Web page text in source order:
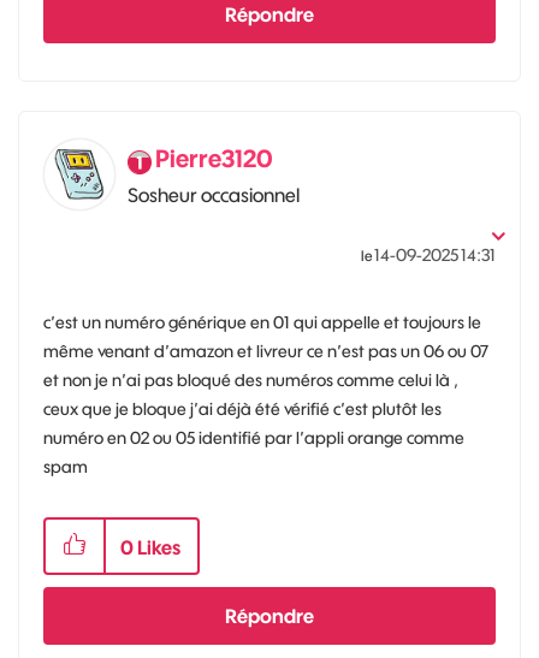
Répondre
Pierre3120
Sosheur occasionnel
le‎14-09-202514:31
c’est un numéro générique en 01 qui appelle et toujours le
même venant d’amazon et livreur ce n’est pas un 06 ou 07
et non je n’ai pas bloqué des numéros comme celui là ,
ceux que je bloque j’ai déjà été vérifié c’est plutôt les
numéro en 02 ou 05 identifié par l’appli orange comme
spam
0 Likes
Répondre